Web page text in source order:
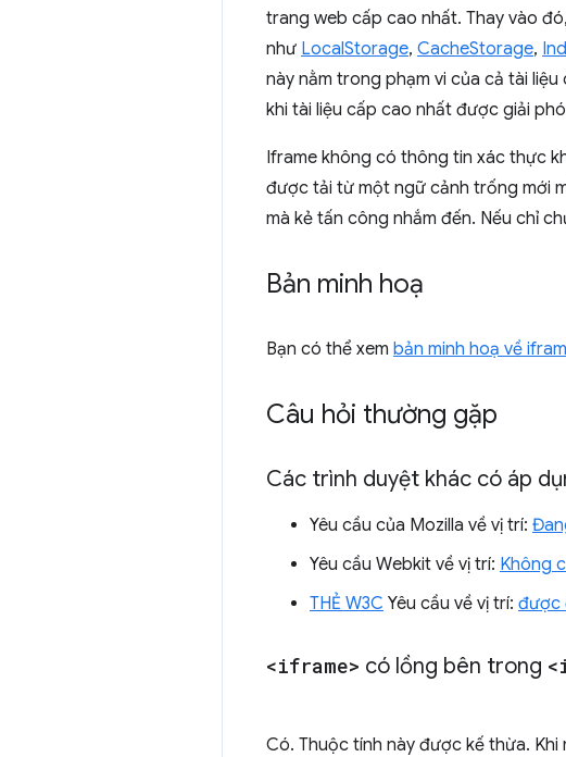
trang web cấp cao nhất. Thay vào
như LocalStorage, CacheStorage,
này nằm trong phạm vi của cả tài
khi tài liệu cấp cao nhất được giải
Iframe không có thông tin xác thực
được tải từ một ngữ cảnh trống mới
mà kẻ tấn công nhắm đến. Nếu chỉ
Bản minh hoạ
Bạn có thể xem bản minh hoạ về
Câu hỏi thường gặp
Các trình duyệt khác có áp
Yêu cầu của Mozilla về vị trí:
Yêu cầu Webkit về vị trí: Không
THẺ W3C Yêu cầu về vị trí: được
<iframe> có lồng bên trong
Có. Thuộc tính này được kế thừa.